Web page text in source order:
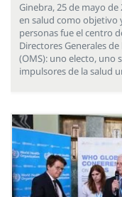
Ginebra, 25 de mayo
en salud como objetivo
personas fue el centro
Directores Generales
(OMS): uno electo, uno
impulsores de la salud